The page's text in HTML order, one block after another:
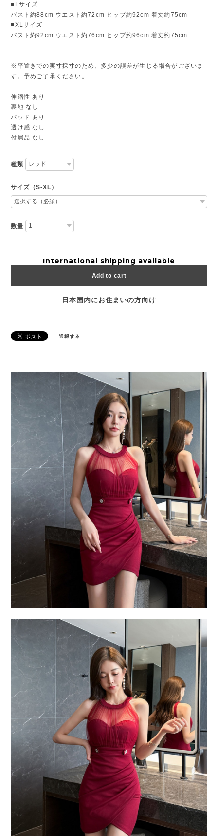
■Lサイズ
バスト約88cm ウエスト約72cm ヒップ約92cm 着丈約75cm
■XLサイズ
バスト約92cm ウエスト約76cm ヒップ約96cm 着丈約75cm
※平置きでの実寸採寸のため、多少の誤差が生じる場合がございま
す。予めご了承ください。
伸縮性 あり
裏地 なし
パッド あり
透け感 なし
付属品 なし
種類
サイズ（S-XL）
数量
International shipping available
Add to cart
日本国内にお住まいの方向け
通報する